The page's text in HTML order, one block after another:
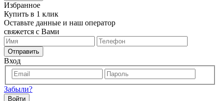
Избранное
Купить в 1 клик
Оставьте данные и наш оператор
свяжется с Вами
Отправить
Вход
Забыли?
Войти